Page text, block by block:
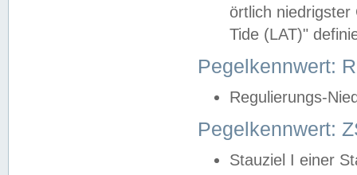
örtlich
Tide (LAT)"
Pegelkennwert:
Regulierungs-
Pegelkennwert:
Stauziel I einer